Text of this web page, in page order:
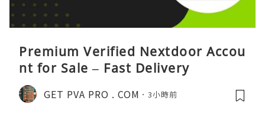
Premium Verified Nextdoor Accou
nt for Sale – Fast Delivery
GET PVA PRO . COM 3小時前